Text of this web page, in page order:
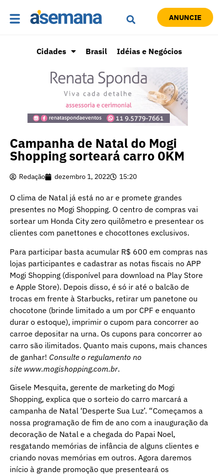
ANUNCIE
Cidades Brasil Idéias e Negócios
Campanha de Natal do Mogi
Shopping sorteará carro 0KM
Redação dezembro 1, 2022 15:20
O clima de Natal já está no ar e promete grandes
presentes no Mogi Shopping. O centro de compras vai
sortear um Honda City zero quilômetro e presentear os
clientes com panettones e chocottones exclusivos.
Para participar basta acumular R$ 600 em compras nas
lojas participantes e cadastrar as notas fiscais no APP
Mogi Shopping (disponível para download na Play Store
e Apple Store). Depois disso, é só ir até o balcão de
trocas em frente à Starbucks, retirar um panetone ou
chocotone (brinde limitado a um por CPF e enquanto
durar o estoque), imprimir o cupom para concorrer ao
carroe depositar na urna. Os cupons para concorrer ao
carro são ilimitados. Quanto mais cupons, mais chances
de ganhar! Consulte o regulamento no
site www.mogishopping.com.br.
Gisele Mesquita, gerente de marketing do Mogi
Shopping, explica que o sorteio do carro marcará a
campanha de Natal ‘Desperte Sua Luz’. “Começamos a
nossa programação de fim de ano com a inauguração da
decoração de Natal e a chegada do Papai Noel,
resgatando memórias de infância de alguns clientes e
criando novas memórias em outros. Agora daremos
início à grande promoção que presenteará os